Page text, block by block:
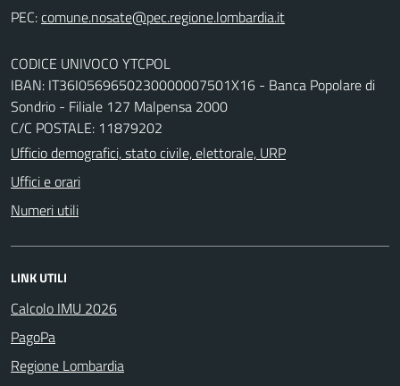
PEC:
CODICE UNIVOCO YTCPOL
IBAN: IT36I0569650230000007501X16 - Banca Popolare di
Sondrio - Filiale 127 Malpensa 2000
C/C POSTALE: 11879202
Ufficio demografici, stato civile, elettorale, URP
Uffici e orari
Numeri utili
LINK UTILI
Calcolo IMU 2026
PagoPa
Regione Lombardia